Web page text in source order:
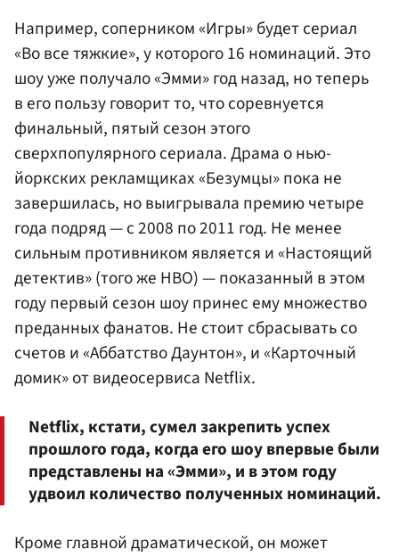
Например, соперником «Игры» будет сериал
«Во все тяжкие», у которого 16 номинаций. Это
шоу уже получало «Эмми» год назад, но теперь
в его пользу говорит то, что соревнуется
финальный, пятый сезон этого
сверхпопулярного сериала. Драма о нью-
йоркских рекламщиках «Безумцы» пока не
завершилась, но выигрывала премию четыре
года подряд — с 2008 по 2011 год. Не менее
сильным противником является и «Настоящий
детектив» (того же HBO) — показанный в этом
году первый сезон шоу принес ему множество
преданных фанатов. Не стоит сбрасывать со
счетов и «Аббатство Даунтон», и «Карточный
домик» от видеосервиса Netflix.
Netflix, кстати, сумел закрепить успех
прошлого года, когда его шоу впервые были
представлены на «Эмми», и в этом году
удвоил количество полученных номинаций.
Кроме главной драматической, он может